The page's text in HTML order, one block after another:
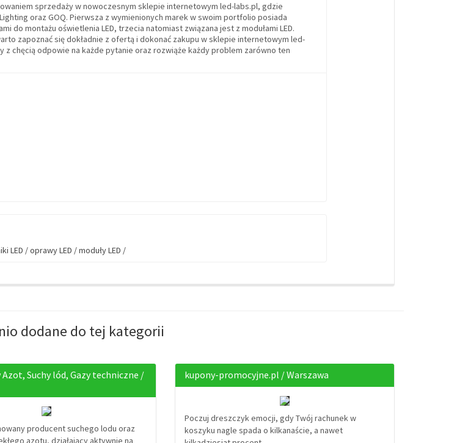
sprzedaży w nowoczesnym sklepie internetowym led-labs.pl, gdzie
oraz GOQ. Pierwsza z wymienionych marek w swoim portfolio posiada
do montażu oświetlenia LED, trzecia natomiast związana jest z modułami LED.
zapoznać się dokładnie z ofertą i dokonać zakupu w sklepie internetowym led-
chęcią odpowie na każde pytanie oraz rozwiąże każdy problem zarówno ten
LED /oprawy LED /moduły LED /
dodane do tej kategorii
Azot, Suchy lód, Gazy techniczne /
producent suchego lodu oraz
azotu, działający aktywnie na
kupony-promocyjne.pl / Warszawa
Poczuj dreszczyk emocji, gdy Twój rachunek w
koszyku nagle spada o kilkanaście, a nawet